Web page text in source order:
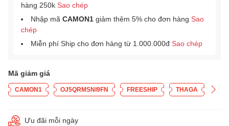
hàng 250k Sao chép
Nhập mã CAMON1 giảm thêm 5% cho đơn hàng Sao
chép
Miễn phí Ship cho đơn hàng từ 1.000.000đ Sao chép
Mã giảm giá
CAMON1 OJ5QRMSNI9FN FREESHIP THAGA
Ưu đãi mỗi ngày